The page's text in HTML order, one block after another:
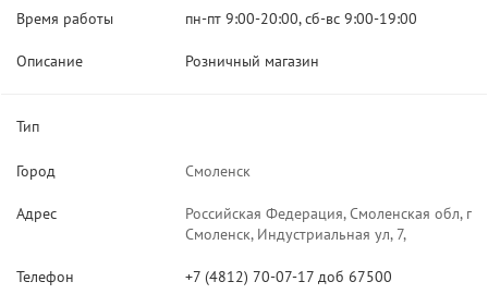
Время работы пн-пт 9:00-20:00, сб-вс 9:00-19:00
Описание Розничный магазин
Тип
Город Смоленск
Адрес
Российская Федерация, Смоленская обл, г
Смоленск, Индустриальная ул, 7,
Телефон +7 (4812) 70-07-17 доб 67500